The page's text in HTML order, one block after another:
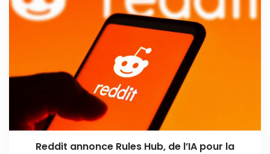
Reddit annonce Rules Hub, de l’IA pour la